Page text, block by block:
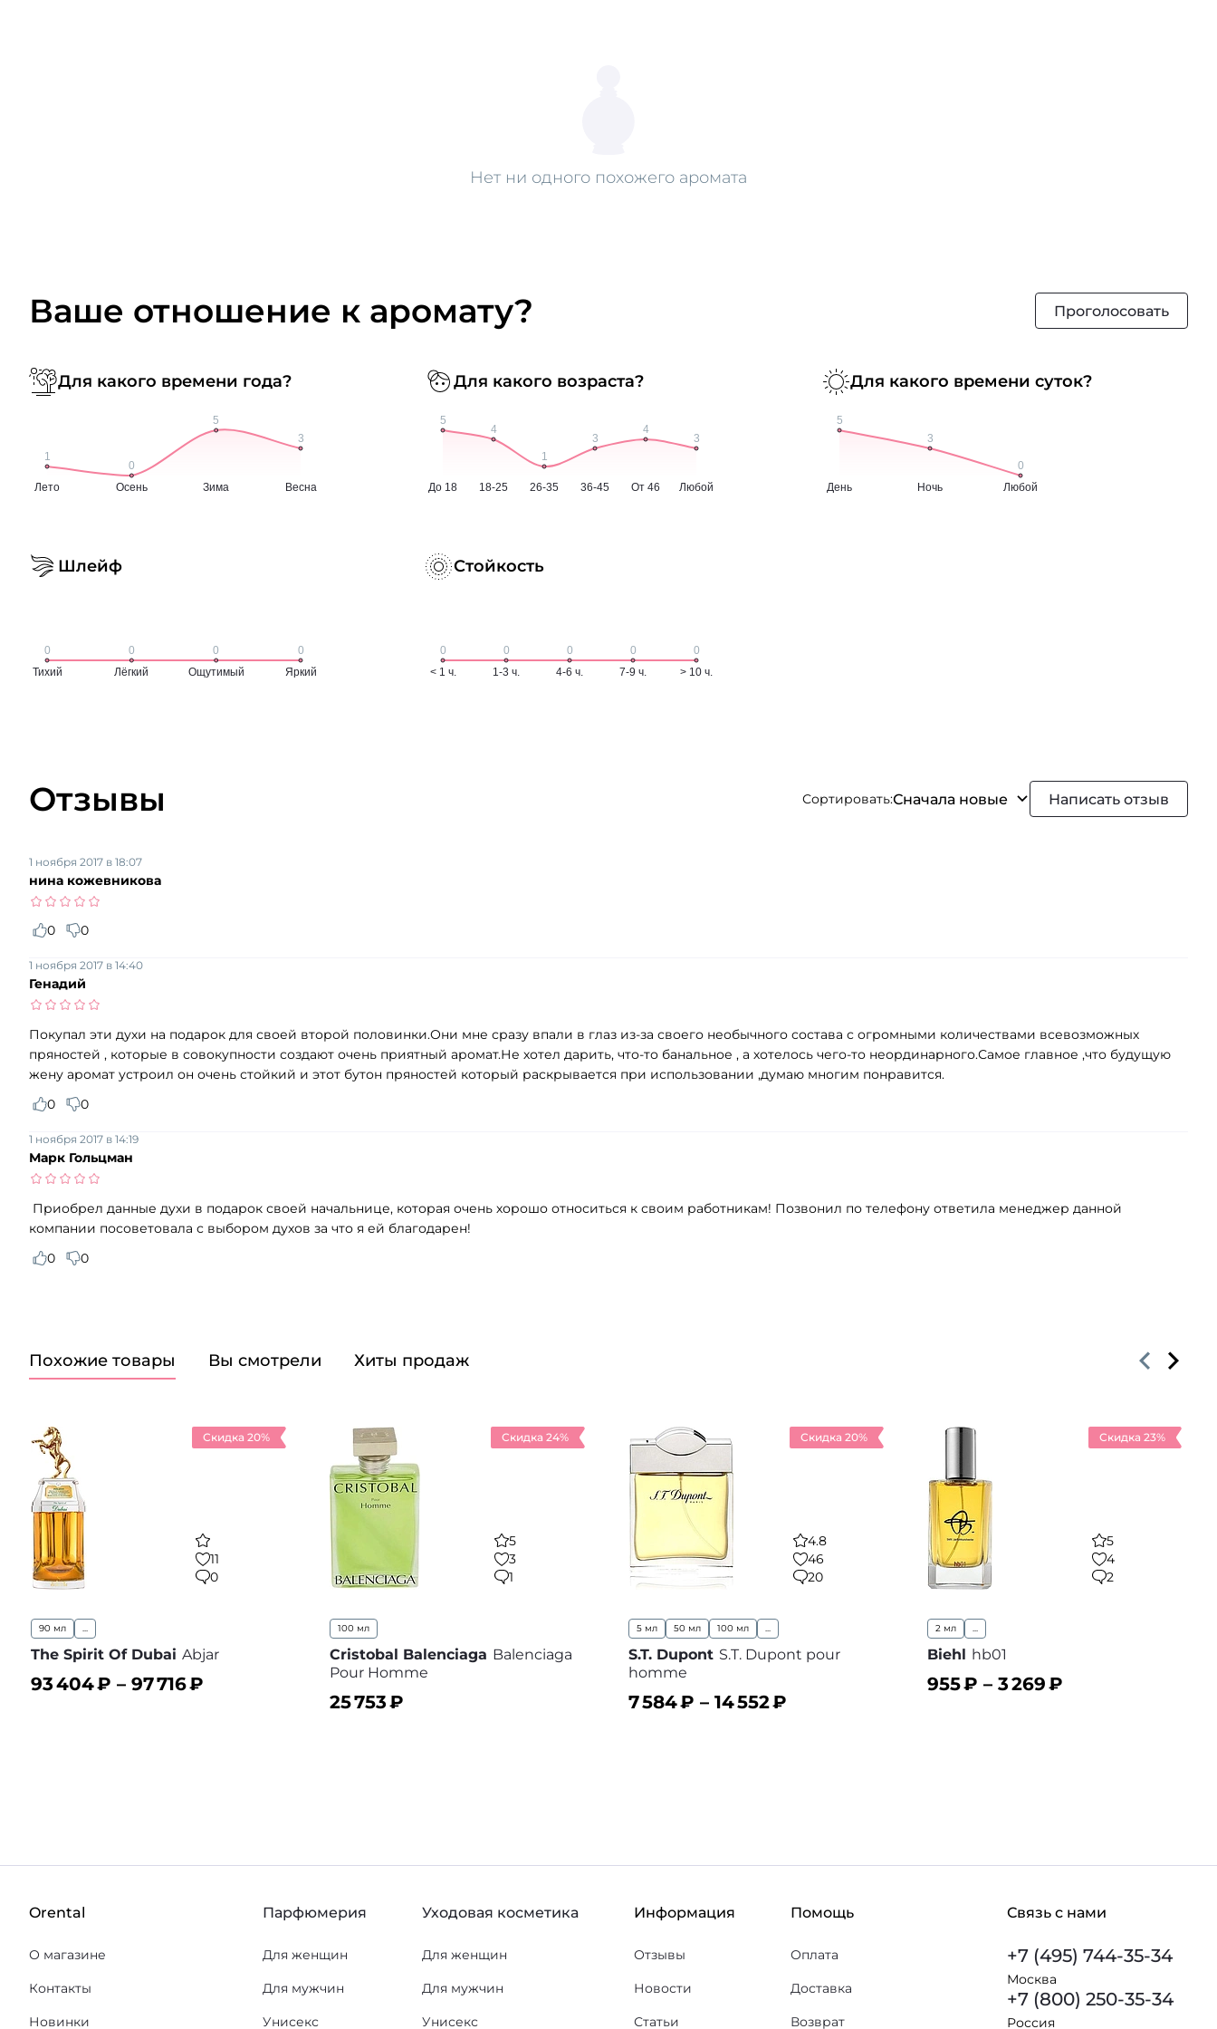
Нет ни одного похожего аромата
Ваше отношение к аромату? Проголосовать
Для какого времени года? Для какого возраста? Для какого времени суток?
Шлейф Стойкость
Отзывы Сортировать:Сначала новые Написать отзыв
нина кожевникова
1 ноября 2017 в 18:07
0 0
Генадий
1 ноября 2017 в 14:40
Покупал эти духи на подарок для своей второй половинки.Они мне сразу впали в глаз из-за своего необычного состава с огромными количествами всевозможных
пряностей , которые в совокупности создают очень приятный аромат.Не хотел дарить, что-то банальное , а хотелось чего-то неординарного.Самое главное ,что будущую
жену аромат устроил он очень стойкий и этот бутон пряностей который раскрывается при использовании ,думаю многим понравится.
0
0
Марк Гольцман
1 ноября 2017 в 14:19
Приобрел данные духи в подарок своей начальнице, которая очень хорошо относиться к своим работникам! Позвонил по телефону ответила менеджер данной
компании посоветовала с выбором духов за что я ей благодарен!
0
0
Похожие товары Вы смотрели Хиты продаж
Скидка 20%
11
0
90 мл ...
The Spirit Of Dubai Abjar
93 404₽ – 97 716₽
Скидка 24%
5
3
1
100 мл
Cristobal Balenciaga Balenciaga
Pour Homme
25 753₽
Скидка 20%
4.8
46
20
5 мл 50 мл 100 мл ...
S.T. Dupont S.T. Dupont pour
homme
7 584₽ – 14 552₽
Скидка 23%
5
4
2
2 мл ...
Biehl hb01
955₽ – 3 269₽
Orental
О магазине
Контакты
Новинки
Парфюмерия
Для женщин
Для мужчин
Унисекс
Уходовая косметика
Для женщин
Для мужчин
Унисекс
Информация
Отзывы
Новости
Статьи
Помощь
Оплата
Доставка
Возврат
Связь с нами
+7 (495) 744-35-34
Москва
+7 (800) 250-35-34
Россия